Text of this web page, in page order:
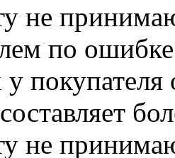
не
по
у
не